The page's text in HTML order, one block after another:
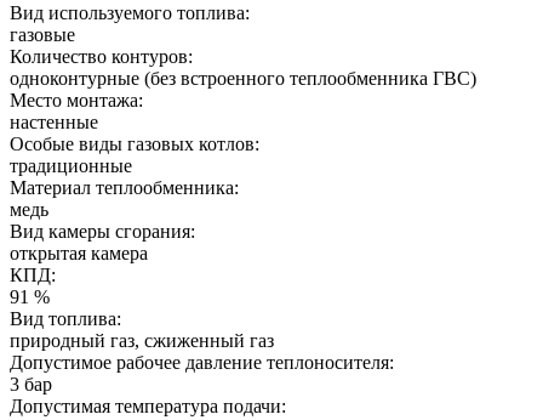
Вид используемого топлива:
газовые
Количество контуров:
одноконтурные (без встроенного теплообменника ГВС)
Место монтажа:
настенные
Особые виды газовых котлов:
традиционные
Материал теплообменника:
медь
Вид камеры сгорания:
открытая камера
КПД:
91 %
Вид топлива:
природный газ, сжиженный газ
Допустимое рабочее давление теплоносителя:
3 бар
Допустимая температура подачи: